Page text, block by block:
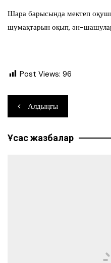
Шара барысында мектеп
шумақтарын оқып, ән-
Post Views: 96
Навигация
по
записям
Алдыңғы
Ұқсас жазбалар